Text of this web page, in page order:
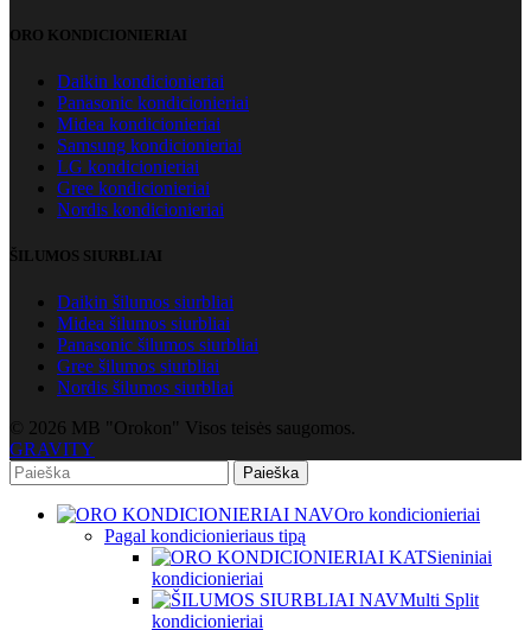
ORO KONDICIONIERIAI
Daikin kondicionieriai
Panasonic kondicionieriai
Midea kondicionieriai
Samsung kondicionieriai
LG kondicionieriai
Gree kondicionieriai
Nordis kondicionieriai
ŠILUMOS SIURBLIAI
Daikin šilumos siurbliai
Midea šilumos siurbliai
Panasonic šilumos siurbliai
Gree šilumos siurbliai
Nordis šilumos siurbliai
© 2026 MB "Orokon" Visos teisės saugomos.
GRAVITY
Paieška
Oro kondicionieriai
Pagal kondicionieriaus tipą
Sieniniai
kondicionieriai
Multi Split
kondicionieriai